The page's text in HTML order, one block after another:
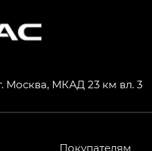
Москва, МКАД 23 км вл. 3
Покупателям